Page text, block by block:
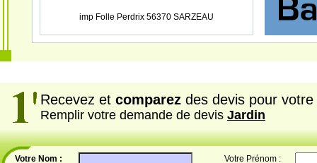
imp Folle Perdrix 56370 SARZEAU
Recevez et comparez des devis pour votre
Remplir votre demande de devis Jardin
Votre Nom : Votre Prénom :